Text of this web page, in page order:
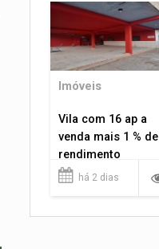
Imóveis
Vila com 16 ap a
venda mais 1 % de
rendimento
há 2 dias